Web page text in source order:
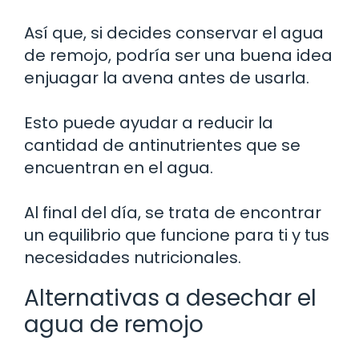
Así que, si decides conservar el agua
de remojo, podría ser una buena idea
enjuagar la avena antes de usarla.
Esto puede ayudar a reducir la
cantidad de antinutrientes que se
encuentran en el agua.
Al final del día, se trata de encontrar
un equilibrio que funcione para ti y tus
necesidades nutricionales.
Alternativas a desechar el
agua de remojo